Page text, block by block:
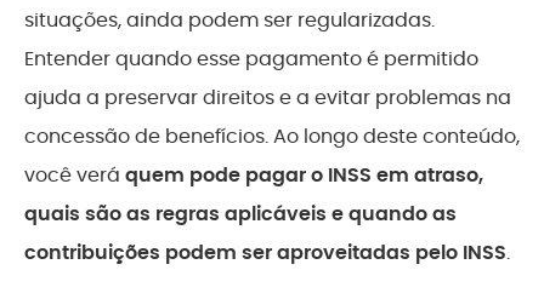
situações, ainda podem ser regularizadas.
Entender quando esse pagamento é permitido
ajuda a preservar direitos e a evitar problemas na
concessão de benefícios. Ao longo deste conteúdo,
você verá quem pode pagar o INSS em atraso,
quais são as regras aplicáveis e quando as
contribuições podem ser aproveitadas pelo INSS.